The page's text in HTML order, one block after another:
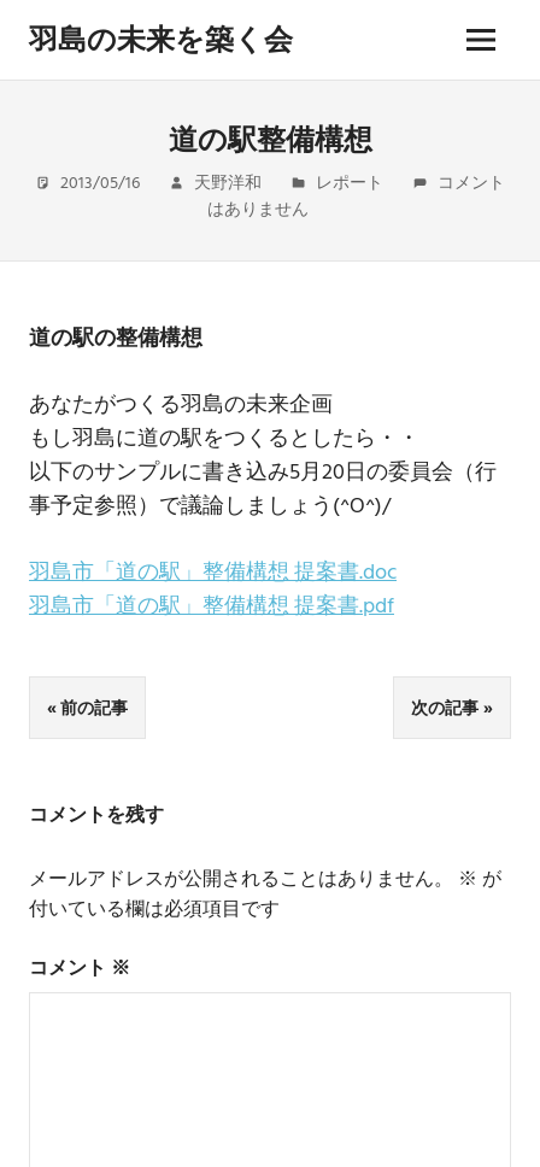
テ
ッ
羽島の未来を築く会
hashima
メ
ニ
道の駅整備構想
2013/05/16 天野洋和 レポート
コメント
はありません
道の駅の整備構想
あなたがつくる羽島の未来企画
もし羽島に道の駅をつくるとしたら・・
以下のサンプルに書き込み5月20日の委員会（行
事予定参照）で議論しましょう(^O^)/
羽島市「道の駅」整備構想 提案書.doc
羽島市「道の駅」整備構想 提案書.pdf
投
稿
ナ
ビ
ゲ
ー
前の記事 次の記事
コメントを残す
メールアドレスが公開されることはありません。 ※ が
付いている欄は必須項目です
コメント ※